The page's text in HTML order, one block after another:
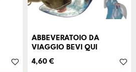
ABBEVERATOIO DA
VIAGGIO BEVI QUI
Prezzo
4,60 €